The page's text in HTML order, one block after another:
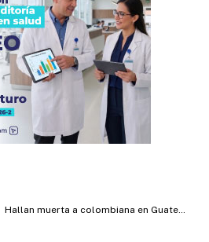
Hallan muerta a colombiana en Guatemala: su cuerpo fue encontrado dentro de un congelador